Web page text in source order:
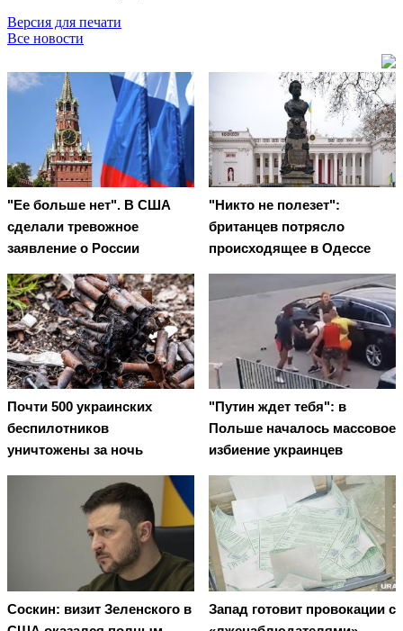
Версия для печати
Все новости
"Ее больше нет". В США
сделали тревожное
заявление о России
"Никто не полезет":
британцев потрясло
происходящее в Одессе
Почти 500 украинских
беспилотников
уничтожены за ночь
"Путин ждет тебя": в
Польше началось массовое
избиение украинцев
Соскин: визит Зеленского в
Запад готовит провокации с